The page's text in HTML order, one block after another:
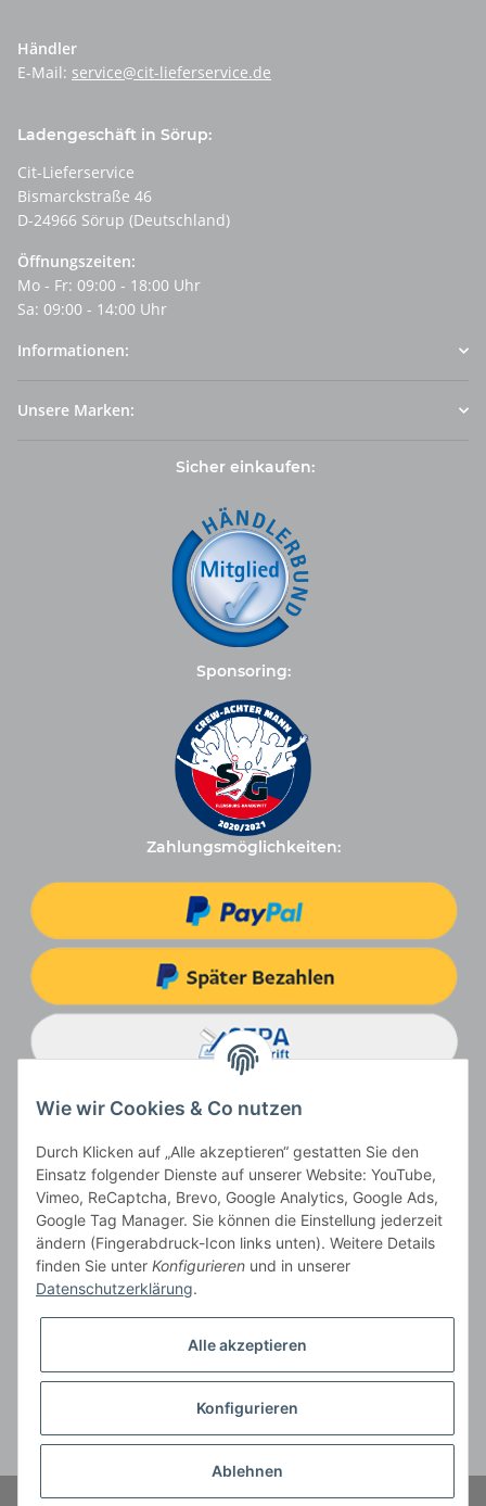
Händler
E-Mail: service@cit-lieferservice.de
Ladengeschäft in Sörup:
Cit-Lieferservice
Bismarckstraße 46
D-24966 Sörup (Deutschland)
Öffnungszeiten:
Mo - Fr: 09:00 - 18:00 Uhr
Sa: 09:00 - 14:00 Uhr
Informationen:
Unsere Marken:
Sicher einkaufen:
Sponsoring:
Zahlungsmöglichkeiten:
Vertrag widerrufen
Der Gesamtpreis ist abhängig vom Mehrwertsteuersatz des Lieferlandes.
** gilt für Lieferungen innerhalb Deutschlands, Lieferbedingungen für andere
Länder entnehmen Sie bitte der SchaltflächeVersandinformationen
Wie wir Cookies & Co nutzen
Durch Klicken auf „Alle akzeptieren“ gestatten Sie den
Einsatz folgender Dienste auf unserer Website: YouTube,
Vimeo, ReCaptcha, Brevo, Google Analytics, Google Ads,
Google Tag Manager. Sie können die Einstellung jederzeit
ändern (Fingerabdruck-Icon links unten). Weitere Details
finden Sie unter Konfigurieren und in unserer
Datenschutzerklärung.
Alle akzeptieren
Konfigurieren
Ablehnen